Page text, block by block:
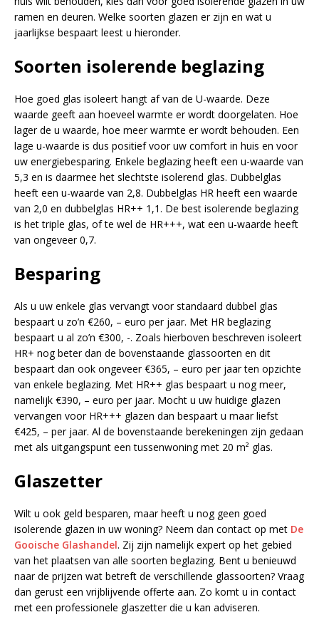
ramen en deuren. Welke soorten glazen er zijn en wat u
jaarlijkse bespaart leest u hieronder.
Soorten isolerende beglazing
Hoe goed glas isoleert hangt af van de U-waarde. Deze
waarde geeft aan hoeveel warmte er wordt doorgelaten. Hoe
lager de u waarde, hoe meer warmte er wordt behouden. Een
lage u-waarde is dus positief voor uw comfort in huis en voor
uw energiebesparing. Enkele beglazing heeft een u-waarde van
5,3 en is daarmee het slechtste isolerend glas. Dubbelglas
heeft een u-waarde van 2,8. Dubbelglas HR heeft een waarde
van 2,0 en dubbelglas HR++ 1,1. De best isolerende beglazing
is het triple glas, of te wel de HR+++, wat een u-waarde heeft
van ongeveer 0,7.
Besparing
Als u uw enkele glas vervangt voor standaard dubbel glas
bespaart u zo’n €260, – euro per jaar. Met HR beglazing
bespaart u al zo’n €300, -. Zoals hierboven beschreven isoleert
HR+ nog beter dan de bovenstaande glassoorten en dit
bespaart dan ook ongeveer €365, – euro per jaar ten opzichte
van enkele beglazing. Met HR++ glas bespaart u nog meer,
namelijk €390, – euro per jaar. Mocht u uw huidige glazen
vervangen voor HR+++ glazen dan bespaart u maar liefst
€425, – per jaar. Al de bovenstaande berekeningen zijn gedaan
met als uitgangspunt een tussenwoning met 20 m² glas.
Glaszetter
Wilt u ook geld besparen, maar heeft u nog geen goed
isolerende glazen in uw woning? Neem dan contact op met De
Gooische Glashandel. Zij zijn namelijk expert op het gebied
van het plaatsen van alle soorten beglazing. Bent u benieuwd
naar de prijzen wat betreft de verschillende glassoorten? Vraag
dan gerust een vrijblijvende offerte aan. Zo komt u in contact
met een professionele glaszetter die u kan adviseren.